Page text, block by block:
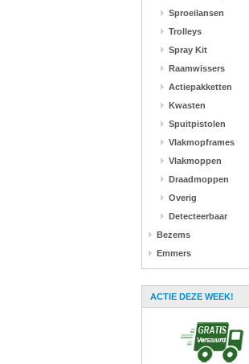
Sproeilansen
Trolleys
Spray Kit
Raamwissers
Actiepakketten
Kwasten
Spuitpistolen
Vlakmopframes
Vlakmoppen
Draadmoppen
Overig
Detecteerbaar
Bezems
Emmers
ACTIE DEZE WEEK!